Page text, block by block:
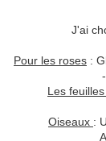
J'ai
Pour les roses :
Les
Oiseaux :